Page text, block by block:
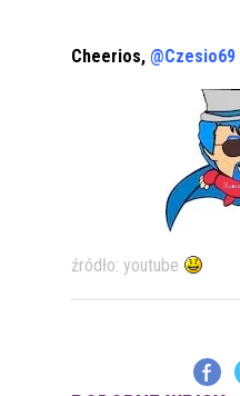
Cheerios, @Czesio69
źródło: youtube